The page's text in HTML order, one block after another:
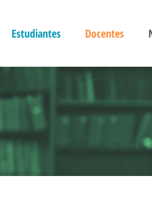
Estudiantes Docentes